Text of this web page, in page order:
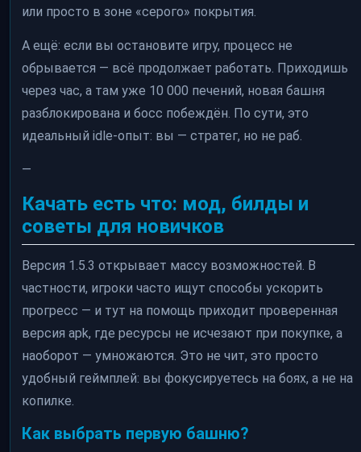
или просто в зоне «серого» покрытия.
А ещё: если вы остановите игру, процесс не
обрывается — всё продолжает работать. Приходишь
через час, а там уже 10 000 печений, новая башня
разблокирована и босс побеждён. По сути, это
идеальный idle-опыт: вы — стратег, но не раб.
—
Качать есть что: мод, билды и
советы для новичков
Версия 1.5.3 открывает массу возможностей. В
частности, игроки часто ищут способы ускорить
прогресс — и тут на помощь приходит проверенная
версия apk, где ресурсы не исчезают при покупке, а
наоборот — умножаются. Это не чит, это просто
удобный геймплей: вы фокусируетесь на боях, а не на
копилке.
Как выбрать первую башню?